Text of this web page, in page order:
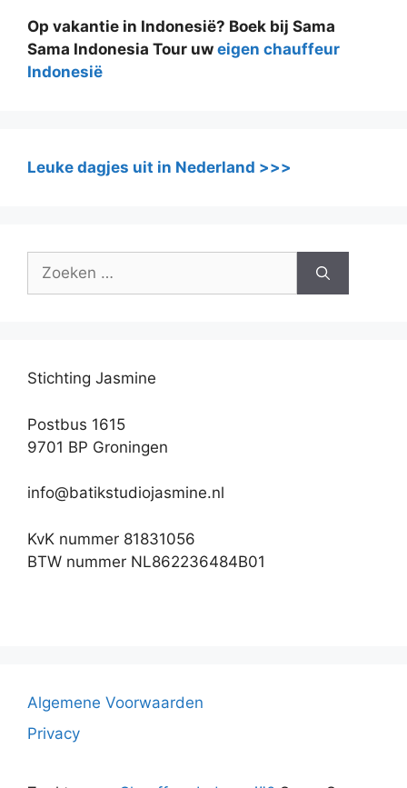
Op vakantie in Indonesië? Boek bij Sama
Sama Indonesia Tour uw eigen chauffeur
Indonesië
Leuke dagjes uit in Nederland >>>
Zoek
Stichting Jasmine
Postbus 1615
9701 BP Groningen
info@batikstudiojasmine.nl
KvK nummer 81831056
BTW nummer NL862236484B01
Algemene Voorwaarden
Privacy